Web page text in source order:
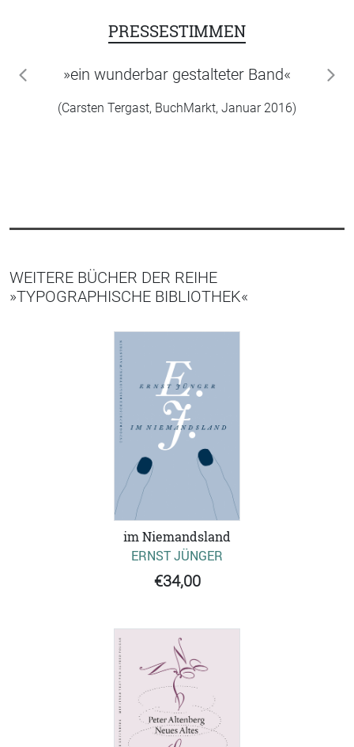
PRESSESTIMMEN
»ein wunderbar gestalteter Band«
(Carsten Tergast, BuchMarkt, Januar 2016)
zurück
WEITERE BÜCHER DER REIHE
»TYPOGRAPHISCHE BIBLIOTHEK«
im Niemandsland
ERNST JÜNGER
€34,00